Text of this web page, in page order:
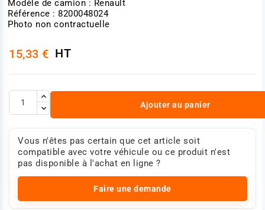
Modèle de camion : Renault
Référence : 8200048024
Photo non contractuelle
15,33 € HT
Ajouter au panier
Vous n'êtes pas certain que cet article soit
compatible avec votre véhicule ou ce produit n'est
pas disponible à l'achat en ligne ?
Faire une demande